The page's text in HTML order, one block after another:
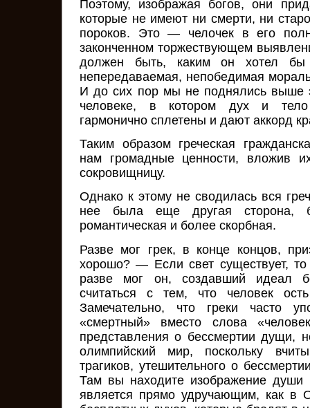
Поэтому, изображая богов, они
которые не имеют ни смерти, ни
пороков. Это — челочек в его
законченном торжествующем
должен быть, каким он хотел
непередаваемая, непобедимая
И до сих пор мы не поднялись выше
человеке, в котором дух и тело
гармонично сплетены и дают аккорд
Таким образом греческая
нам громадные ценности, вложив
сокровищницу.
Однако к этому не сводилась вся
нее была еще другая сторона,
романтическая и более скорбная.
Разве мог грек, в конце концов,
хорошо? — Если свет существует,
разве мог он, создавший идеал
считаться с тем, что человек
Замечательно, что греки часто
«смертный» вместо слова
представления о бессмертии дущи,
олимпийский мир, поскольку
трагиков, утешительного о
Там вы находите изображение души
является прямо удручающим, как в